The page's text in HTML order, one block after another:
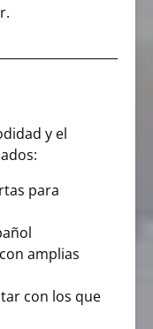
y el
para
amplias
con los que